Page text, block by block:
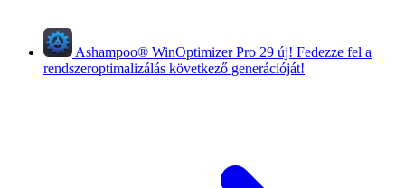
Ashampoo® WinOptimizer Pro 29 új! Fedezze fel a
rendszeroptimalizálás következő generációját!